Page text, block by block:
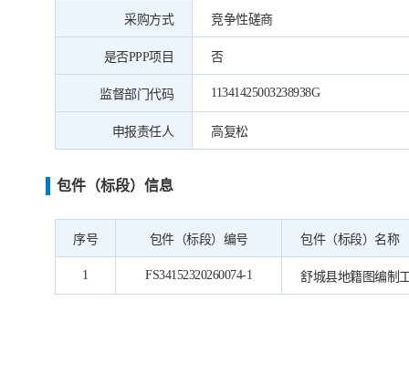
采购方式 竞争性磋商
是否PPP项目 否
监督部门代码 11341425003238938G
申报责任人 高复松
包件（标段）信息
序号 包件（标段）编号 包件（标段）名称
1 FS34152320260074-1 舒城县地籍图编制